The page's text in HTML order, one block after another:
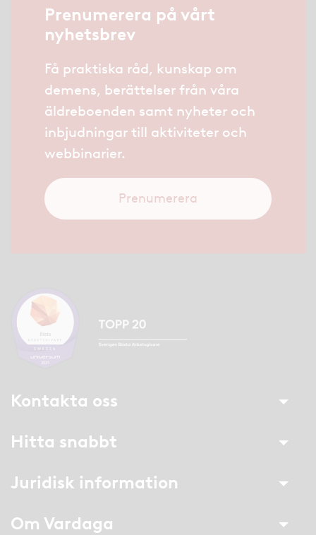
Prenumerera på vårt
nyhetsbrev
Få praktiska råd, kunskap om
demens, berättelser från våra
äldreboenden samt nyheter och
inbjudningar till aktiviteter och
webbinarier.
Prenumerera
Kontakta oss
Hitta snabbt
Juridisk information
Om Vardaga